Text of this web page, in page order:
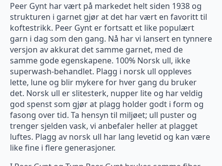
Peer Gynt har vært på markedet helt siden 1938 og
strukturen i garnet gjør at det har vært en favoritt til
koftestrikk. Peer Gynt er fortsatt et like populært
garn i dag som den gang. Nå har vi lansert en tynnere
versjon av akkurat det samme garnet, med de
samme gode egenskapene. 100% Norsk ull, ikke
superwash-behandlet. Plagg i norsk ull oppleves
lette, lune og blir mykere for hver gang du bruker
det. Norsk ull er slitesterk, nupper lite og har veldig
god spenst som gjør at plagg holder godt i form og
fasong over tid. Ta hensyn til miljøet; ull puster og
trenger sjelden vask, vi anbefaler heller at plagget
luftes. Plagg av norsk ull har lang levetid og kan være
like fine i flere generasjoner.